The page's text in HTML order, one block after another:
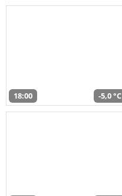
18:00 -5,0 °C